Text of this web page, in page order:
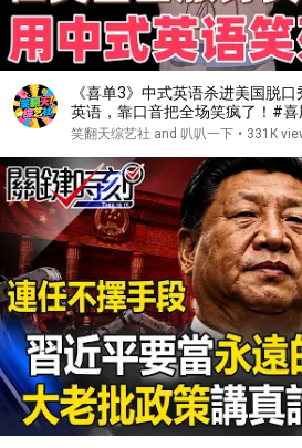
《喜单3》中式英语杀进美国脱
英语，靠口音把全场笑疯了！#喜
秀 #搞笑 #喜剧 #funny #综艺
笑翻天综艺社 and 叭叭一下 • 331K